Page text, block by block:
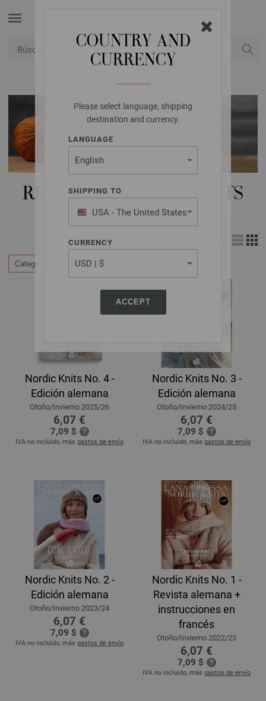
COUNTRY AND
CURRENCY
Please select language, shipping
destination and currency.
LANGUAGE
SHIPPING TO
USA - The United States
of America
CURRENCY
ACCEPT
REVISTAS | NORDIC KNITS
Categorías
Nordic Knits No. 4 -
Edición alemana
Otoño/Invierno 2025/26
6,07 €
7,09 $
IVA no incluido, más gastos de envío
Nordic Knits No. 3 -
Edición alemana
Otoño/Invierno 2024/25
6,07 €
7,09 $
IVA no incluido, más gastos de envío
Nordic Knits No. 2 -
Edición alemana
Otoño/Invierno 2023/24
6,07 €
7,09 $
IVA no incluido, más gastos de envío
Nordic Knits No. 1 -
Revista alemana +
instrucciones en
francés
Otoño/Invierno 2022/23
6,07 €
7,09 $
IVA no incluido, más gastos de envío